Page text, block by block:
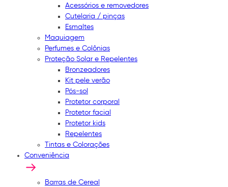
Acessórios e removedores
Cutelaria / pinças
Esmaltes
Maquiagem
Perfumes e Colônias
Proteção Solar e Repelentes
Bronzeadores
Kit pele verão
Pós-sol
Protetor corporal
Protetor facial
Protetor kids
Repelentes
Tintas e Colorações
Conveniência
Barras de Cereal